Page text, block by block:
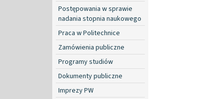
Postępowania w sprawie
nadania stopnia naukowego
Praca w Politechnice
Zamówienia publiczne
Programy studiów
Dokumenty publiczne
Imprezy PW